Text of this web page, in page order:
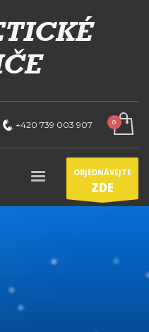
+420 739 003 907
OBJEDNÁVEJTE
ZDE